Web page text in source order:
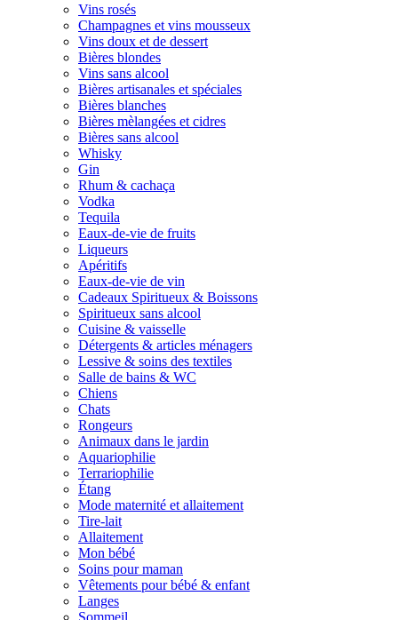
Vins rosés
Champagnes et vins mousseux
Vins doux et de dessert
Bières blondes
Vins sans alcool
Bières artisanales et spéciales
Bières blanches
Bières mèlangées et cidres
Bières sans alcool
Whisky
Gin
Rhum & cachaça
Vodka
Tequila
Eaux-de-vie de fruits
Liqueurs
Apéritifs
Eaux-de-vie de vin
Cadeaux Spiritueux & Boissons
Spiritueux sans alcool
Cuisine & vaisselle
Détergents & articles ménagers
Lessive & soins des textiles
Salle de bains & WC
Chiens
Chats
Rongeurs
Animaux dans le jardin
Aquariophilie
Terrariophilie
Étang
Mode maternité et allaitement
Tire-lait
Allaitement
Mon bébé
Soins pour maman
Vêtements pour bébé & enfant
Langes
Sommeil